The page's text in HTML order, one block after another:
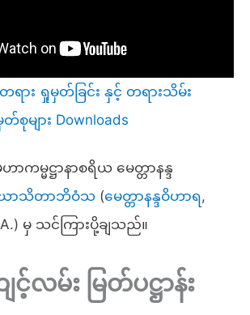
ား ရှုမှတ်ခြင်း နှင့် တရားသိမ်း
များ Downloads
ကမ္မဋ္ဌာနာစရိယ မေတ္တာနန္ဒ
ောသိတာဘိဝံသ (မေတ္တာနန္ဒဝိဟာရ,
မှ သင်ကြားပို့ချသည်။
လမ်း မြတ်ပဋ္ဌာန်း